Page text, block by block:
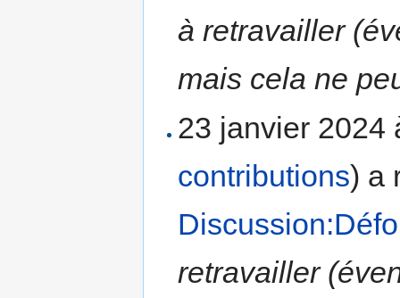
à retravailler
mais cela ne
23 janvier 2024
contributions) a
retravailler